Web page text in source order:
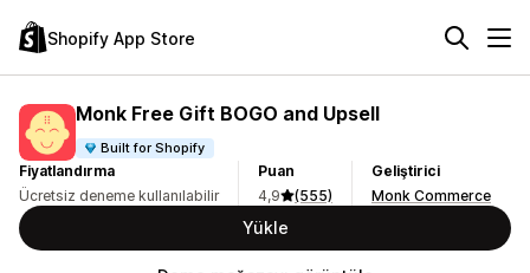
Shopify App Store
Monk Free Gift BOGO and Upsell
Built for Shopify
Fiyatlandırma
Ücretsiz deneme kullanılabilir
Puan
4,9
(555)
Geliştirici
Monk Commerce
Yükle